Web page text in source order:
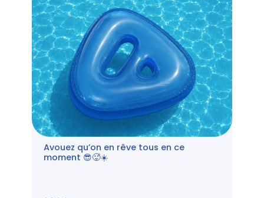
Avouez qu’on en rêve tous en ce
moment 😎🥵☀️